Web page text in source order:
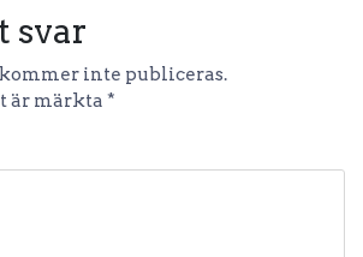
svar
inte publiceras.
är märkta *